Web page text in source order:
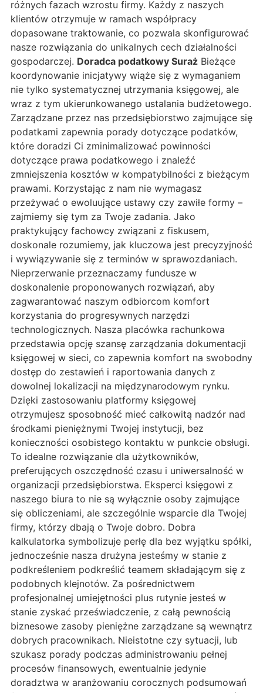
różnych fazach wzrostu firmy. Każdy z naszych
klientów otrzymuje w ramach współpracy
dopasowane traktowanie, co pozwala skonfigurować
nasze rozwiązania do unikalnych cech działalności
gospodarczej. Doradca podatkowy Suraż Bieżące
koordynowanie inicjatywy wiąże się z wymaganiem
nie tylko systematycznej utrzymania księgowej, ale
wraz z tym ukierunkowanego ustalania budżetowego.
Zarządzane przez nas przedsiębiorstwo zajmujące się
podatkami zapewnia porady dotyczące podatków,
które doradzi Ci zminimalizować powinności
dotyczące prawa podatkowego i znaleźć
zmniejszenia kosztów w kompatybilności z bieżącym
prawami. Korzystając z nam nie wymagasz
przeżywać o ewoluujące ustawy czy zawiłe formy –
zajmiemy się tym za Twoje zadania. Jako
praktykujący fachowcy związani z fiskusem,
doskonale rozumiemy, jak kluczowa jest precyzyjność
i wywiązywanie się z terminów w sprawozdaniach.
Nieprzerwanie przeznaczamy fundusze w
doskonalenie proponowanych rozwiązań, aby
zagwarantować naszym odbiorcom komfort
korzystania do progresywnych narzędzi
technologicznych. Nasza placówka rachunkowa
przedstawia opcję szansę zarządzania dokumentacji
księgowej w sieci, co zapewnia komfort na swobodny
dostęp do zestawień i raportowania danych z
dowolnej lokalizacji na międzynarodowym rynku.
Dzięki zastosowaniu platformy księgowej
otrzymujesz sposobność mieć całkowitą nadzór nad
środkami pieniężnymi Twojej instytucji, bez
konieczności osobistego kontaktu w punkcie obsługi.
To idealne rozwiązanie dla użytkowników,
preferujących oszczędność czasu i uniwersalność w
organizacji przedsiębiorstwa. Eksperci księgowi z
naszego biura to nie są wyłącznie osoby zajmujące
się obliczeniami, ale szczególnie wsparcie dla Twojej
firmy, którzy dbają o Twoje dobro. Dobra
kalkulatorka symbolizuje perłę dla bez wyjątku spółki,
jednocześnie nasza drużyna jesteśmy w stanie z
podkreśleniem podkreślić teamem składającym się z
podobnych klejnotów. Za pośrednictwem
profesjonalnej umiejętności plus rutynie jesteś w
stanie zyskać przeświadczenie, z całą pewnością
biznesowe zasoby pieniężne zarządzane są wewnątrz
dobrych pracownikach. Nieistotne czy sytuacji, lub
szukasz porady podczas administrowaniu pełnej
procesów finansowych, ewentualnie jedynie
doradztwa w aranżowaniu corocznych podsumowań